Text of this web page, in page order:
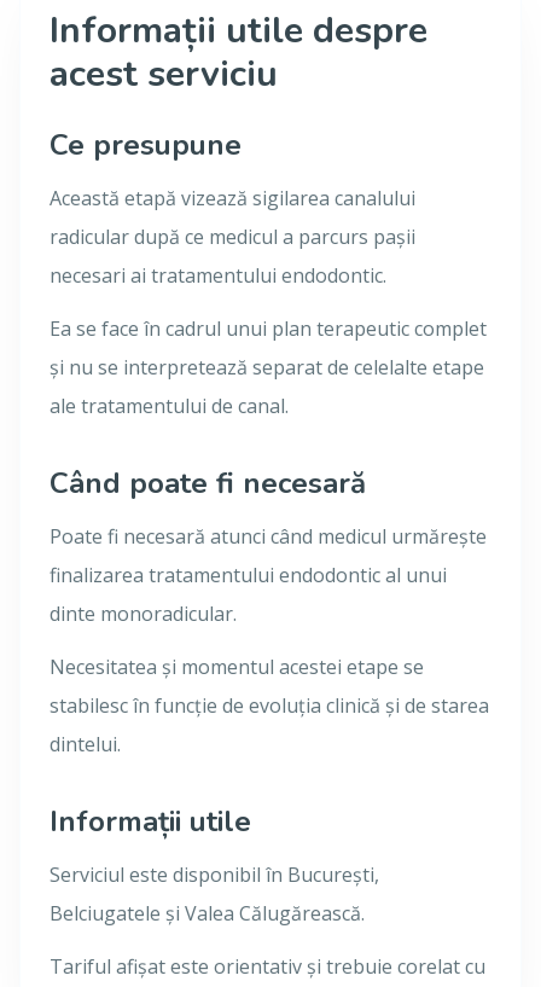
Informații utile despre
acest serviciu
Ce presupune
Această etapă vizează sigilarea canalului
radicular după ce medicul a parcurs pașii
necesari ai tratamentului endodontic.
Ea se face în cadrul unui plan terapeutic complet
și nu se interpretează separat de celelalte etape
ale tratamentului de canal.
Când poate fi necesară
Poate fi necesară atunci când medicul urmărește
finalizarea tratamentului endodontic al unui
dinte monoradicular.
Necesitatea și momentul acestei etape se
stabilesc în funcție de evoluția clinică și de starea
dintelui.
Informații utile
Serviciul este disponibil în București,
Belciugatele și Valea Călugărească.
Tariful afișat este orientativ și trebuie corelat cu